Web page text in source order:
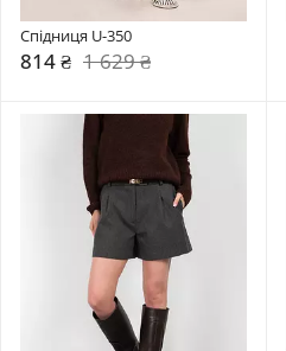
Спідниця U-350
814 ₴ 1 629 ₴